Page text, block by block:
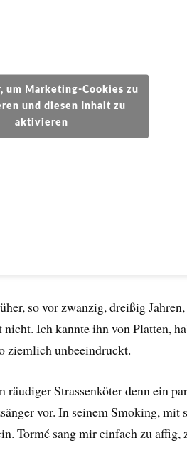
um Marketing-Cookies zu
und diesen Inhalt zu
aktivieren
so vor zwanzig, dreißig
nicht. Ich kannte ihn von Platten,
ziemlich unbeeindruckt.
räudiger Strassenköter denn ein
vor. In seinem Smoking, mit
Tormé sang mir einfach zu affig,